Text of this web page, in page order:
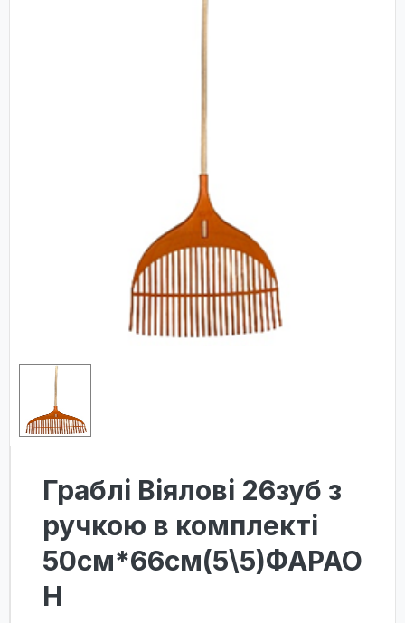
Граблі Віялові 26зуб з
ручкою в комплекті
50см*66см(5\5)ФАРАО
Н